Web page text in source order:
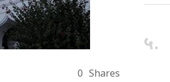
0 Shares
५.